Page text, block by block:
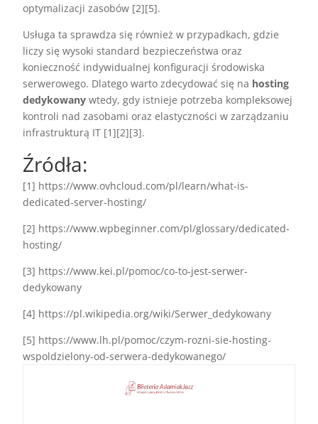
optymalizacji zasobów [2][5].
Usługa ta sprawdza się również w przypadkach, gdzie
liczy się wysoki standard bezpieczeństwa oraz
konieczność indywidualnej konfiguracji środowiska
serwerowego. Dlatego warto zdecydować się na hosting
dedykowany wtedy, gdy istnieje potrzeba kompleksowej
kontroli nad zasobami oraz elastyczności w zarządzaniu
infrastrukturą IT [1][2][3].
Źródła:
[1] https://www.ovhcloud.com/pl/learn/what-is-
dedicated-server-hosting/
[2] https://www.wpbeginner.com/pl/glossary/dedicated-
hosting/
[3] https://www.kei.pl/pomoc/co-to-jest-serwer-
dedykowany
[4] https://pl.wikipedia.org/wiki/Serwer_dedykowany
[5] https://www.lh.pl/pomoc/czym-rozni-sie-hosting-
wspoldzielony-od-serwera-dedykowanego/